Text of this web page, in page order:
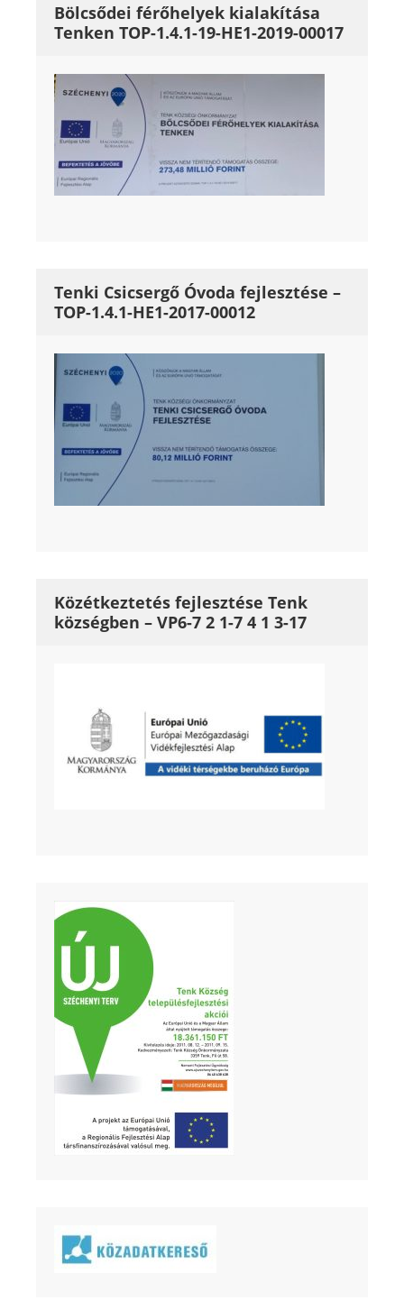
Bölcsődei férőhelyek kialakítása
Tenken TOP-1.4.1-19-HE1-2019-00017
Tenki Csicsergő Óvoda fejlesztése –
TOP-1.4.1-HE1-2017-00012
Közétkeztetés fejlesztése Tenk
községben – VP6-7 2 1-7 4 1 3-17